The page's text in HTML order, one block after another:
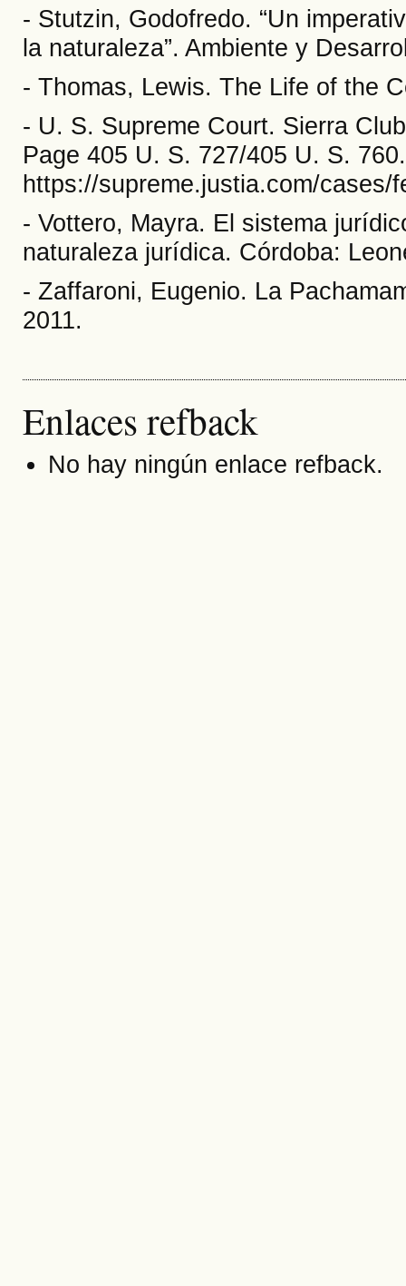
- Stutzin, Godofredo. “Un
la naturaleza”. Ambiente y
- Thomas, Lewis. The Life of the
- U. S. Supreme Court. Sierra
Page 405 U. S. 727/405 U. S.
https://supreme.justia.com/cases/
- Vottero, Mayra. El sistema
naturaleza jurídica. Córdoba:
- Zaffaroni, Eugenio. La
2011.
Enlaces refback
No hay ningún enlace refback.